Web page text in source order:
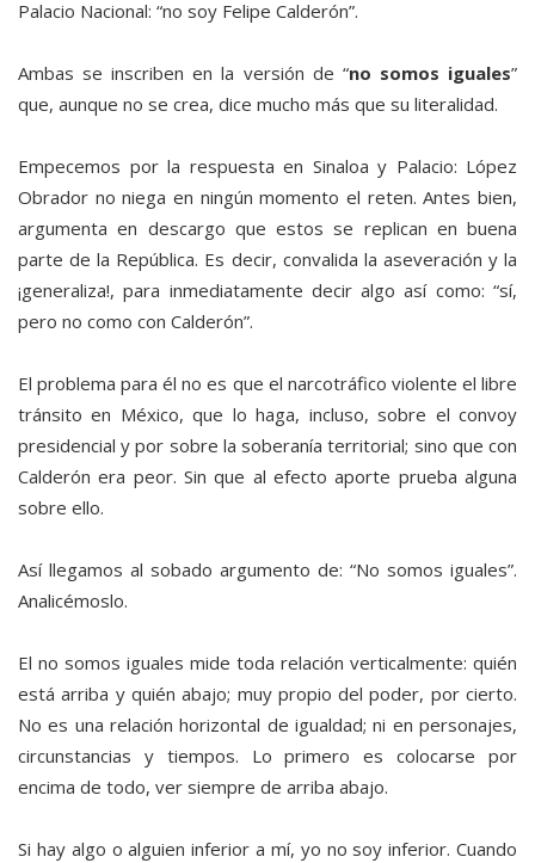
Palacio Nacional: “no soy Felipe Calderón”.
Ambas se inscriben en la versión de “no somos iguales”
que, aunque no se crea, dice mucho más que su literalidad.
Empecemos por la respuesta en Sinaloa y Palacio: López
Obrador no niega en ningún momento el reten. Antes bien,
argumenta en descargo que estos se replican en buena
parte de la República. Es decir, convalida la aseveración y la
¡generaliza!, para inmediatamente decir algo así como: “sí,
pero no como con Calderón”.
El problema para él no es que el narcotráfico violente el libre
tránsito en México, que lo haga, incluso, sobre el convoy
presidencial y por sobre la soberanía territorial; sino que con
Calderón era peor. Sin que al efecto aporte prueba alguna
sobre ello.
Así llegamos al sobado argumento de: “No somos iguales”.
Analicémoslo.
El no somos iguales mide toda relación verticalmente: quién
está arriba y quién abajo; muy propio del poder, por cierto.
No es una relación horizontal de igualdad; ni en personajes,
circunstancias y tiempos. Lo primero es colocarse por
encima de todo, ver siempre de arriba abajo.
Si hay algo o alguien inferior a mí, yo no soy inferior. Cuando